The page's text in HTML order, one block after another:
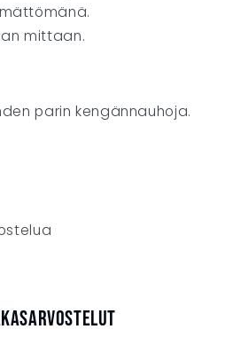
mittaan.
parin kengännauhoja.